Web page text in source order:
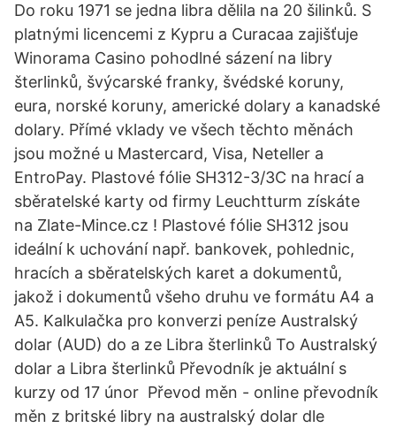
Do roku 1971 se jedna libra dělila na 20 šilinků. S
platnými licencemi z Kypru a Curacaa zajišťuje
Winorama Casino pohodlné sázení na libry
šterlinků, švýcarské franky, švédské koruny,
eura, norské koruny, americké dolary a kanadské
dolary. Přímé vklady ve všech těchto měnách
jsou možné u Mastercard, Visa, Neteller a
EntroPay. Plastové fólie SH312-3/3C na hrací a
sběratelské karty od firmy Leuchtturm získáte
na Zlate-Mince.cz ! Plastové fólie SH312 jsou
ideální k uchování např. bankovek, pohlednic,
hracích a sběratelských karet a dokumentů,
jakož i dokumentů všeho druhu ve formátu A4 a
A5. Kalkulačka pro konverzi peníze Australský
dolar (AUD) do a ze Libra šterlinků To Australský
dolar a Libra šterlinků Převodník je aktuální s
kurzy od 17 únor Převod měn - online převodník
měn z britské libry na australský dolar dle